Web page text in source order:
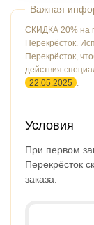
СКИДКА 20% на
Перекрёсток.
Перекрёсток,
действия
22.05.2025 .
Условия
При первом
Перекрёсток
заказа.